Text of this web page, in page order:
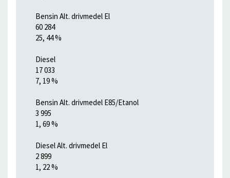
Bensin Alt. drivmedel El
60 284
25, 44 %
Diesel
17 033
7, 19 %
Bensin Alt. drivmedel E85/Etanol
3 995
1, 69 %
Diesel Alt. drivmedel El
2 899
1, 22 %